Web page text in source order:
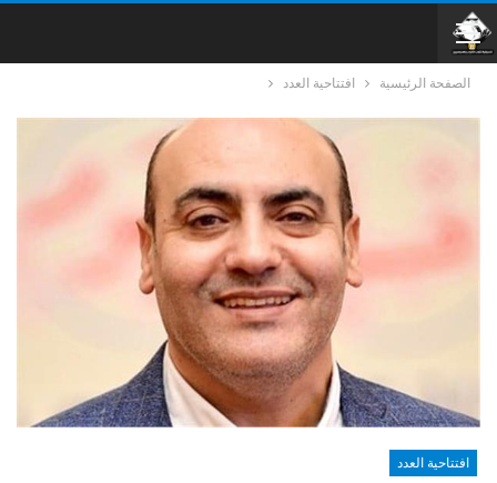
الصفحة الرئيسية افتتاحية العدد
افتتاحية العدد